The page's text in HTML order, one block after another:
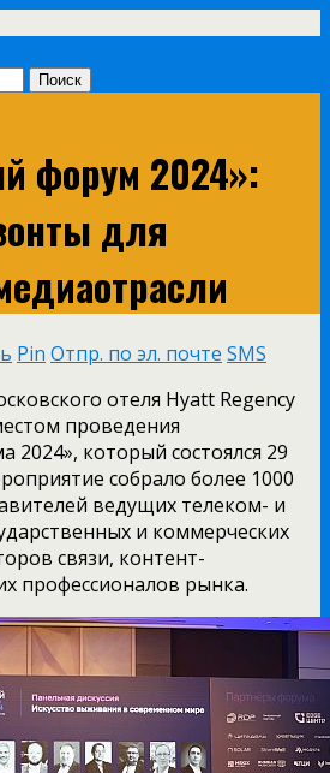
форум 2024»:
для
Pin Отпр. по эл. почте SMS
отеля Hyatt Regency
проведения
2024», который состоялся 29
собрало более 1000
ведущих телеком- и
и коммерческих
связи, контент-
профессионалов рынка.